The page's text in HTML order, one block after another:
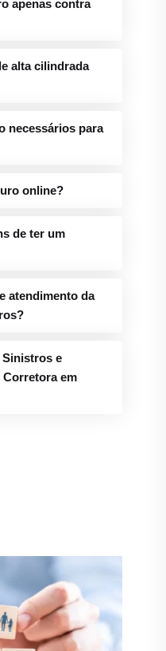
apenas contra
alta cilindrada
necessários para
online?
de ter um
atendimento da
Sinistros e
Corretora em